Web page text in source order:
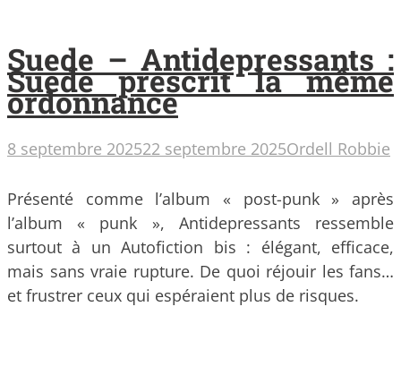
Suede – Antidepressants :
Suede prescrit la même
ordonnance
8 septembre 202522 septembre 2025Ordell Robbie
Présenté comme l’album « post-punk » après
l’album « punk », Antidepressants ressemble
surtout à un Autofiction bis : élégant, efficace,
mais sans vraie rupture. De quoi réjouir les fans…
et frustrer ceux qui espéraient plus de risques.